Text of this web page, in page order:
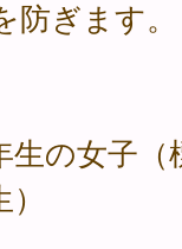
ぎます。
生の女子（